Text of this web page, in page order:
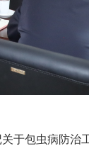
于包虫病防治